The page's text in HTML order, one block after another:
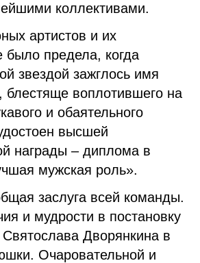
коллективами.
артистов и их
было предела, когда
звездой зажглось имя
блестяще воплотившего на
и обаятельного
высшей
награды – диплома в
мужская роль».
заслуга всей команды.
и мудрости в постановку
Дворянкина в
Очаровательной и